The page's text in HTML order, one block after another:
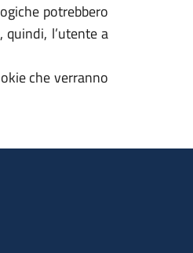
potrebbero
l’utente a
che verranno